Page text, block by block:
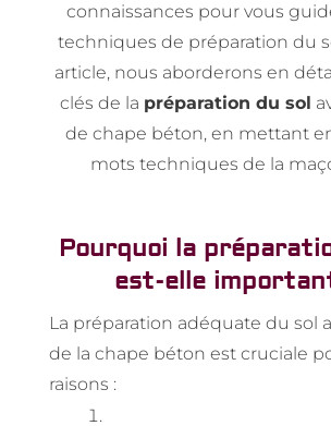
connaissances pour vous
techniques de préparation du
article, nous aborderons en
clés de la préparation du sol
de chape béton, en mettant
mots techniques de la
Pourquoi la
est-elle
La préparation adéquate du sol
de la chape béton est cruciale
raisons :